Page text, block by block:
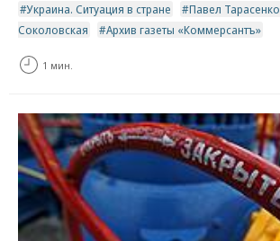
Украина. Ситуация в стране
Павел Тарасенко
Соколовская
Архив газеты «Коммерсантъ»
1 мин.